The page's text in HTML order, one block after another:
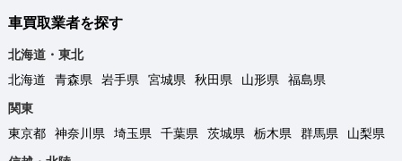
車買取業者を探す
北海道・東北
北海道
青森県 岩手県 宮城県 秋田県 山形県
福島県
関東
東京都
神奈川県 埼玉県 千葉県 茨城県 栃木県 群馬県
山梨県